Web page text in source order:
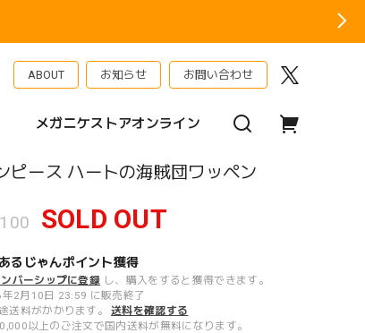
ABOUT お知らせ お問い合わせ
メガニケストアオンライン
ピース ハートの海賊団ワッペン
SOLD OUT
あるじゃんポイント獲得
バーシップに登録 し、購入をすると獲得できます。
2月10日 23:59 に販売終了
送料がかかります。
送料を確認する
以上のご注文で国内送料が無料になります。